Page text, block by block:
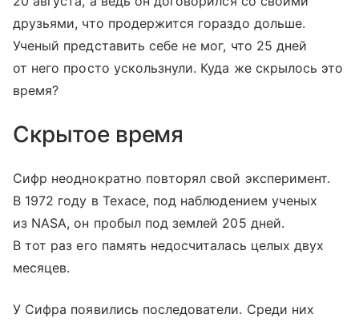
друзьями, что продержится гораздо дольше.
Ученый представить себе не мог, что 25 дней
от него просто ускользнули. Куда же скрылось это
время?
Скрытое время
Сифр неоднократно повторял свой эксперимент.
В 1972 году в Техасе, под наблюдением ученых
из NASA, он пробыл под землей 205 дней.
В тот раз его память недосчиталась целых двух
месяцев.
У Сифра появились последователи. Среди них